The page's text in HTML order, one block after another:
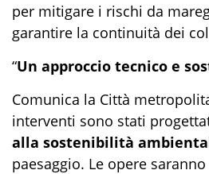
per mitigare i rischi da
garantire la continuità dei
“Un approccio tecnico e
Comunica la Città
interventi sono stati
alla sostenibilità
paesaggio. Le opere